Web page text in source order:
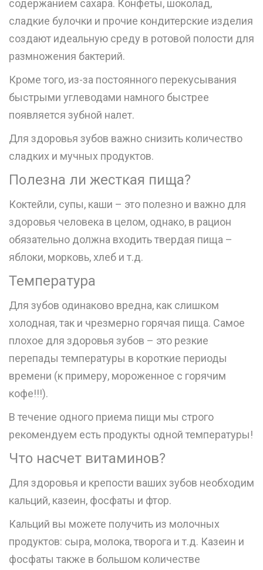
содержанием сахара. Конфеты, шоколад,
сладкие булочки и прочие кондитерские изделия
создают идеальную среду в ротовой полости для
размножения бактерий.
Кроме того, из-за постоянного перекусывания
быстрыми углеводами намного быстрее
появляется зубной налет.
Для здоровья зубов важно снизить количество
сладких и мучных продуктов.
Полезна ли жесткая пища?
Коктейли, супы, каши – это полезно и важно для
здоровья человека в целом, однако, в рацион
обязательно должна входить твердая пища –
яблоки, морковь, хлеб и т.д.
Температура
Для зубов одинаково вредна, как слишком
холодная, так и чрезмерно горячая пища. Самое
плохое для здоровья зубов – это резкие
перепады температуры в короткие периоды
времени (к примеру, мороженное с горячим
кофе!!!).
В течение одного приема пищи мы строго
рекомендуем есть продукты одной температуры!
Что насчет витаминов?
Для здоровья и крепости ваших зубов необходим
кальций, казеин, фосфаты и фтор.
Кальций вы можете получить из молочных
продуктов: сыра, молока, творога и т.д. Казеин и
фосфаты также в большом количестве